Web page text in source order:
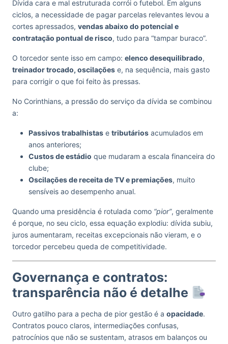
Dívida cara e mal estruturada corrói o futebol. Em alguns
ciclos, a necessidade de pagar parcelas relevantes levou a
cortes apressados, vendas abaixo do potencial e
contratação pontual de risco, tudo para “tampar buraco”.
O torcedor sente isso em campo: elenco desequilibrado,
treinador trocado, oscilações e, na sequência, mais gasto
para corrigir o que foi feito às pressas.
No Corinthians, a pressão do serviço da dívida se combinou
a:
Passivos trabalhistas e tributários acumulados em
anos anteriores;
Custos de estádio que mudaram a escala financeira do
clube;
Oscilações de receita de TV e premiações, muito
sensíveis ao desempenho anual.
Quando uma presidência é rotulada como “pior”, geralmente
é porque, no seu ciclo, essa equação explodiu: dívida subiu,
juros aumentaram, receitas excepcionais não vieram, e o
torcedor percebeu queda de competitividade.
Governança e contratos:
transparência não é detalhe
Outro gatilho para a pecha de pior gestão é a opacidade.
Contratos pouco claros, intermediações confusas,
patrocínios que não se sustentam, atrasos em balanços ou